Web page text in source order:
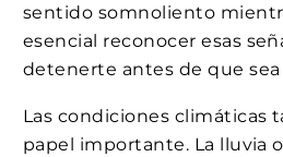
sentido somnoliento
esencial reconocer esas
detenerte antes de que
Las condiciones climáticas
papel importante. La lluvia